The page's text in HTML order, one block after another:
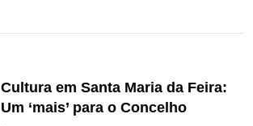
Cultura em Santa Maria da Feira:
Um ‘mais’ para o Concelho